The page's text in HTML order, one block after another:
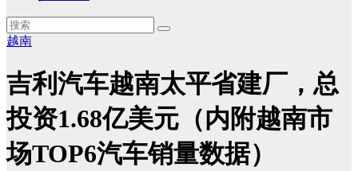
越南
吉利汽车越南太平省建厂，总
投资1.68亿美元（内附越南市
场TOP6汽车销量数据）